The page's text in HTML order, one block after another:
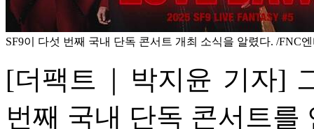
SF9이 다섯 번째 국내 단독 콘서트 개최 소식을 알렸다. /FNC
[더팩트｜박지윤 기자]
번째 국내 단독 콘서트를